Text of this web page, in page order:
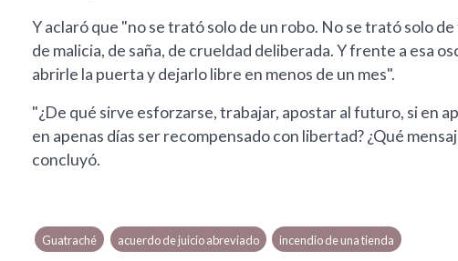
Y aclaró que "no se trató solo de un robo. No se trató solo
de malicia, de saña, de crueldad deliberada. Y frente a esa
abrirle la puerta y dejarlo libre en menos de un mes".
"¿De qué sirve esforzarse, trabajar, apostar al futuro, si en
en apenas días ser recompensado con libertad? ¿Qué
concluyó.
Guatraché acuerdo de juicio abreviado incendio de una tienda